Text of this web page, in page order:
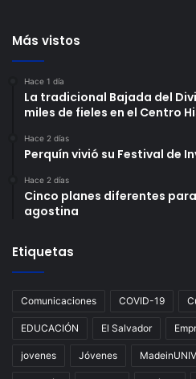
Más vistos
Hace 1 día
La tradicional Bajada del
miles de fieles en el Centro
Hace 2 días
Perquín vivió su Festival de
Hace 2 días
Cinco planes diferentes
agostina
Etiquetas
Comunicaciones COVID-19
EDUCACIÓN El Salvador
jovenes Jóvenes